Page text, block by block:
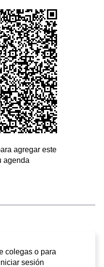
agregar este
agenda
colegas o para
sesión